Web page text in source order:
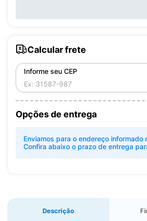
Calcular frete
Informe seu CEP
Opções de entrega
Enviamos para o endereço informado
Confira abaixo o prazo de entrega
Descrição